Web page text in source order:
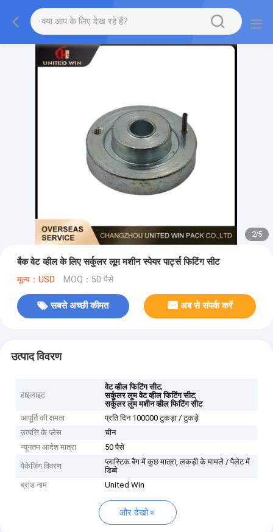
2/5
बैक वेट व्हील के लिए सर्कुलर लूम मशीन स्पेयर पार्ट्स फिटिंग सीट
मूल्य：USD MOQ：50 पैसे
सबसे अच्छी कीमत अब से संपर्क करें
उत्पाद विवरण
हाइलाइट
वेट व्हील फिटिंग सीट,
सर्कुलर लूम वेट व्हील फिटिंग सीट,
सर्कुलर लूम मशीन व्हील फिटिंग सीट
आपूर्ति की क्षमता
प्रति दिन 100000 टुकड़ा / टुकड़े
उत्पत्ति के प्लेस
चीन
न्यूनतम आदेश मात्रा
50 पैसे
पैकेजिंग विवरण
प्लास्टिक बैग में कुछ मात्रा, लकड़ी के मामले / पैलेट में
डिब्बे
ब्रांड नाम
United Win
और देखो